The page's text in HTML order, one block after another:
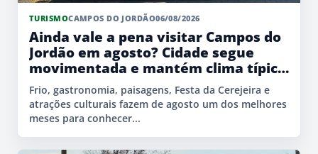
TURISMOCAMPOS DO JORDÃO06/08/2026
Ainda vale a pena visitar Campos do
Jordão em agosto? Cidade segue
movimentada e mantém clima típico
de inverno
Frio, gastronomia, paisagens, Festa da Cerejeira e
atrações culturais fazem de agosto um dos melhores
meses para conhecer...